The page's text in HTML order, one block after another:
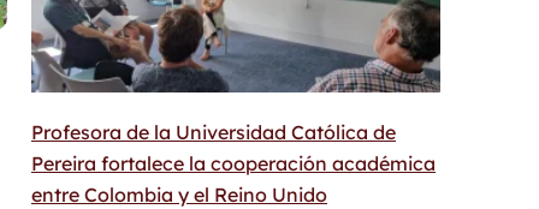
Profesora de la Universidad Católica de
Pereira fortalece la cooperación académica
entre Colombia y el Reino Unido